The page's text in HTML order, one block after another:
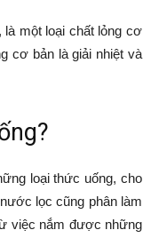
là một loại chất lỏng cơ
cơ bản là giải nhiệt và
loại thức uống, cho
lọc cũng phân làm
việc nắm được những